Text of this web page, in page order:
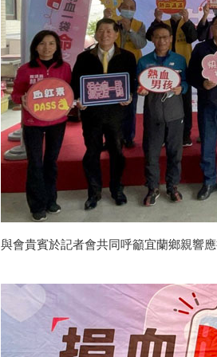
與會貴賓於記者會共同呼籲宜蘭鄉親響